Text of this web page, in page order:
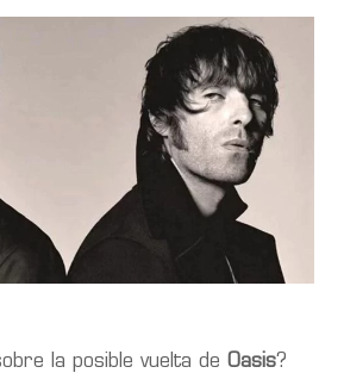
la posible vuelta de Oasis?